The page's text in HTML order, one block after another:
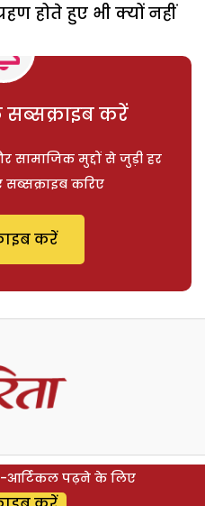
होते हुए भी क्यों नहीं
सब्सक्राइब करें
सामाजिक मुद्दों से जुड़ी हर
करिए
करें
आर्टिकल पढ़ने के लिए